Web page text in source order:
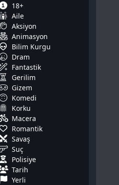
18+
Aile
Aksiyon
Animasyon
Bilim Kurgu
Dram
Fantastik
Gerilim
Gizem
Komedi
Korku
Macera
Romantik
Savaş
Suç
Polisiye
Tarih
Yerli